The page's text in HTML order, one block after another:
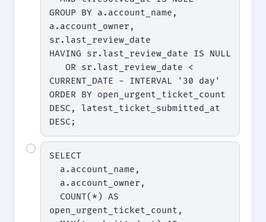
GROUP BY a.account_name,
a.account_owner,
sr.last_review_date
HAVING sr.last_review_date IS NULL
CURRENT_DATE - INTERVAL '30 day'
ORDER BY open_urgent_ticket_count
DESC, latest_ticket_submitted_at
DESC;
SELECT
open_urgent_ticket_count,